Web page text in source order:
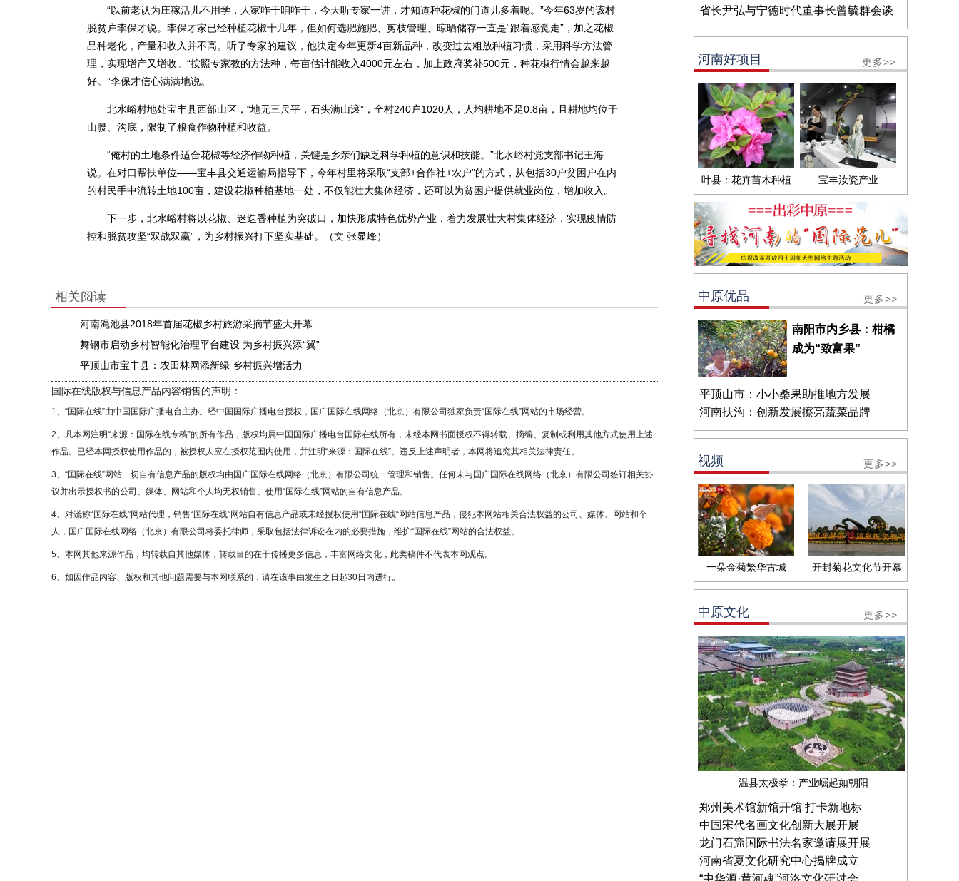
“以前老认为庄稼活儿不用学，人家咋干咱咋干，今天听专家一讲，才知道种花椒的门道儿多着呢。”今年63岁的该村
脱贫户李保才说。李保才家已经种植花椒十几年，但如何选肥施肥、剪枝管理、晾晒储存一直是“跟着感觉走”，加之花椒
品种老化，产量和收入并不高。听了专家的建议，他决定今年更新4亩新品种，改变过去粗放种植习惯，采用科学方法管
理，实现增产又增收。“按照专家教的方法种，每亩估计能收入4000元左右，加上政府奖补500元，种花椒行情会越来越
好。”李保才信心满满地说。
北水峪村地处宝丰县西部山区，“地无三尺平，石头满山滚”，全村240户1020人，人均耕地不足0.8亩，且耕地均位于
山腰、沟底，限制了粮食作物种植和收益。
“俺村的土地条件适合花椒等经济作物种植，关键是乡亲们缺乏科学种植的意识和技能。”北水峪村党支部书记王海
说。在对口帮扶单位——宝丰县交通运输局指导下，今年村里将采取“支部+合作社+农户”的方式，从包括30户贫困户在内
的村民手中流转土地100亩，建设花椒种植基地一处，不仅能壮大集体经济，还可以为贫困户提供就业岗位，增加收入。
下一步，北水峪村将以花椒、迷迭香种植为突破口，加快形成特色优势产业，着力发展壮大村集体经济，实现疫情防
控和脱贫攻坚“双战双赢”，为乡村振兴打下坚实基础。（文 张显峰）
相关阅读
河南渑池县2018年首届花椒乡村旅游采摘节盛大开幕
舞钢市启动乡村智能化治理平台建设 为乡村振兴添“翼”
平顶山市宝丰县：农田林网添新绿 乡村振兴增活力
国际在线版权与信息产品内容销售的声明：
1、“国际在线”由中国国际广播电台主办。经中国国际广播电台授权，国广国际在线网络（北京）有限公司独家负责“国际在线”网站的市场经营。
2、凡本网注明“来源：国际在线专稿”的所有作品，版权均属中国国际广播电台国际在线所有，未经本网书面授权不得转载、摘编、复制或利用其他方式使用上述
作品。已经本网授权使用作品的，被授权人应在授权范围内使用，并注明“来源：国际在线”。违反上述声明者，本网将追究其相关法律责任。
3、“国际在线”网站一切自有信息产品的版权均由国广国际在线网络（北京）有限公司统一管理和销售。任何未与国广国际在线网络（北京）有限公司签订相关协
议并出示授权书的公司、媒体、网站和个人均无权销售、使用“国际在线”网站的自有信息产品。
4、对谎称“国际在线”网站代理，销售“国际在线”网站自有信息产品或未经授权使用“国际在线“网站信息产品，侵犯本网站相关合法权益的公司、媒体、网站和个
人，国广国际在线网络（北京）有限公司将委托律师，采取包括法律诉讼在内的必要措施，维护“国际在线”网站的合法权益。
5、本网其他来源作品，均转载自其他媒体，转载目的在于传播更多信息，丰富网络文化，此类稿件不代表本网观点。
6、如因作品内容、版权和其他问题需要与本网联系的，请在该事由发生之日起30日内进行。
省长尹弘与宁德时代董事长曾毓群会谈
河南好项目 更多>>
叶县：花卉苗木种植 宝丰汝瓷产业
中原优品 更多>>
南阳市内乡县：柑橘
成为“致富果”
平顶山市：小小桑果助推地方发展
河南扶沟：创新发展擦亮蔬菜品牌
视频 更多>>
一朵金菊繁华古城 开封菊花文化节开幕
中原文化 更多>>
温县太极拳：产业崛起如朝阳
郑州美术馆新馆开馆 打卡新地标
中国宋代名画文化创新大展开展
龙门石窟国际书法名家邀请展开展
河南省夏文化研究中心揭牌成立
“中华源·黄河魂”河洛文化研讨会